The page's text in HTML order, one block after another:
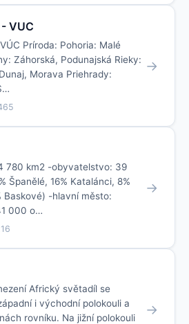
VUC
Príroda: Pohoria: Malé
Záhorská, Podunajská Rieky:
Morava Priehrady:
→
780 km2 -obyvatelstvo: 39
Španělé, 16% Katalánci, 8%
Baskové) -hlavní město:
000 o…
→
Africký světadíl se
i východní polokouli a
rovníku. Na jižní polokouli
→